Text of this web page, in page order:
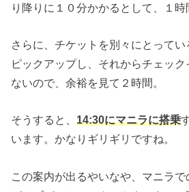
り降りに１０分かかるとして、１時
さらに、チケットを別々にとって
ピックアップし、それからチェッ
ないので、余裕を見て２時間。
そうすると、14:30にマニラに搭乗
います。かなりギリギリですね。
この案内が出るやいなや、マニラ